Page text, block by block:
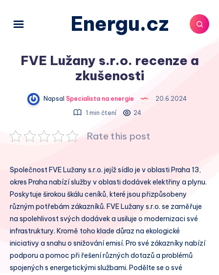
Energu.cz
FVE Lužany s.r.o. recenze a
zkušenosti
Napsal Specialista na energie
20.6.2024
1 min čtení
24
Rate this post
Společnost FVE Lužany s.r.o. jejíž sídlo je v oblasti Praha 13,
okres Praha nabízí služby v oblasti dodávek elektřiny a plynu.
Poskytuje širokou škálu ceníků, které jsou přizpůsobeny
různým potřebám zákazníků. FVE Lužany s.r.o. se zaměřuje
na spolehlivost svých dodávek a usiluje o modernizaci své
infrastruktury. Kromě toho klade důraz na ekologické
iniciativy a snahu o snižování emisí. Pro své zákazníky nabízí
podporu a pomoc při řešení různých dotazů a problémů
spojených s energetickými službami. Podělte se o své